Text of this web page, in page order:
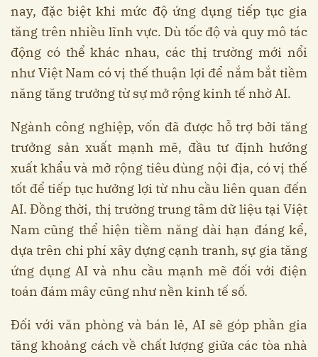
nay, đặc biệt khi mức độ ứng dụng tiếp tục gia
tăng trên nhiều lĩnh vực. Dù tốc độ và quy mô tác
động có thể khác nhau, các thị trường mới nổi
như Việt Nam có vị thế thuận lợi để nắm bắt tiềm
năng tăng trưởng từ sự mở rộng kinh tế nhờ AI.
Ngành công nghiệp, vốn đã được hỗ trợ bởi tăng
trưởng sản xuất mạnh mẽ, đầu tư định hướng
xuất khẩu và mở rộng tiêu dùng nội địa, có vị thế
tốt để tiếp tục hưởng lợi từ nhu cầu liên quan đến
AI. Đồng thời, thị trường trung tâm dữ liệu tại Việt
Nam cũng thể hiện tiềm năng dài hạn đáng kể,
dựa trên chi phí xây dựng cạnh tranh, sự gia tăng
ứng dụng AI và nhu cầu mạnh mẽ đối với điện
toán đám mây cũng như nền kinh tế số.
Đối với văn phòng và bán lẻ, AI sẽ góp phần gia
tăng khoảng cách về chất lượng giữa các tòa nhà